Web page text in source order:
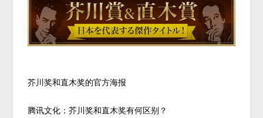
芥川奖和直木奖的官方海报
腾讯文化：芥川奖和直木奖有何区别？